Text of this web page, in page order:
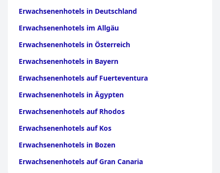
Erwachsenenhotels in Deutschland
Erwachsenenhotels im Allgäu
Erwachsenenhotels in Österreich
Erwachsenenhotels in Bayern
Erwachsenenhotels auf Fuerteventura
Erwachsenenhotels in Ägypten
Erwachsenenhotels auf Rhodos
Erwachsenenhotels auf Kos
Erwachsenenhotels in Bozen
Erwachsenenhotels auf Gran Canaria